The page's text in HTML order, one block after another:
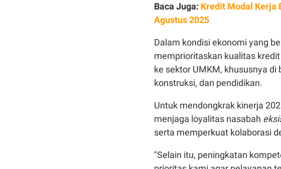
Baca Juga: Kredit Modal Kerja
Agustus 2025
Dalam kondisi ekonomi yang
memprioritaskan kualitas
ke sektor UMKM, khususnya di
konstruksi, dan pendidikan.
Untuk mendongkrak kinerja
menjaga loyalitas nasabah
serta memperkuat kolaborasi
"Selain itu, peningkatan